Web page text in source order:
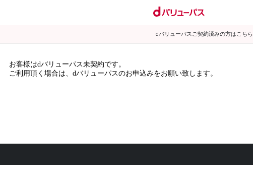
dバリューパスご契約済みの方はこちら
お客様はdバリューパス未契約です。
ご利用頂く場合は、dバリューパスのお申込みをお願い致します。